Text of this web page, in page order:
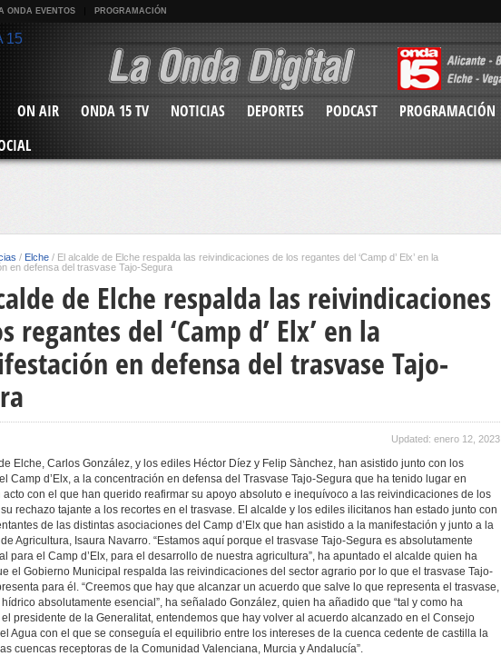
ONDA EVENTOS PROGRAMACIÓN
ON AIR ONDA 15 TV NOTICIAS DEPORTES PODCAST PROGRAMACIÓN
/ Elche / El alcalde de Elche respalda las reivindicaciones de los regantes del ‘Camp d’ Elx’ en la
en defensa del trasvase Tajo-Segura
de Elche respalda las reivindicaciones
regantes del ‘Camp d’ Elx’ en la
en defensa del trasvase Tajo-
Updated: enero 12, 2023
Elche, Carlos González, y los ediles Héctor Díez y Felip Sànchez, han asistido junto con los
Camp d’Elx, a la concentración en defensa del Trasvase Tajo-Segura que ha tenido lugar en
acto con el que han querido reafirmar su apoyo absoluto e inequívoco a las reivindicaciones de los
rechazo tajante a los recortes en el trasvase. El alcalde y los ediles ilicitanos han estado junto con
de las distintas asociaciones del Camp d’Elx que han asistido a la manifestación y junto a la
Agricultura, Isaura Navarro. “Estamos aquí porque el trasvase Tajo-Segura es absolutamente
para el Camp d’Elx, para el desarrollo de nuestra agricultura”, ha apuntado el alcalde quien ha
el Gobierno Municipal respalda las reivindicaciones del sector agrario por lo que el trasvase Tajo-
para él. “Creemos que hay que alcanzar un acuerdo que salve lo que representa el trasvase,
absolutamente esencial”, ha señalado González, quien ha añadido que “tal y como ha
presidente de la Generalitat, entendemos que hay volver al acuerdo alcanzado en el Consejo
Agua con el que se conseguía el equilibrio entre los intereses de la cuenca cedente de castilla la
cuencas receptoras de la Comunidad Valenciana, Murcia y Andalucía”.